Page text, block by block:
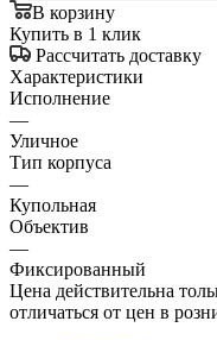
В корзину
Купить в 1 клик
Рассчитать доставку
Характеристики
Исполнение
—
Уличное
Тип корпуса
—
Купольная
Объектив
—
Фиксированный
Цена действительна
отличаться от цен в